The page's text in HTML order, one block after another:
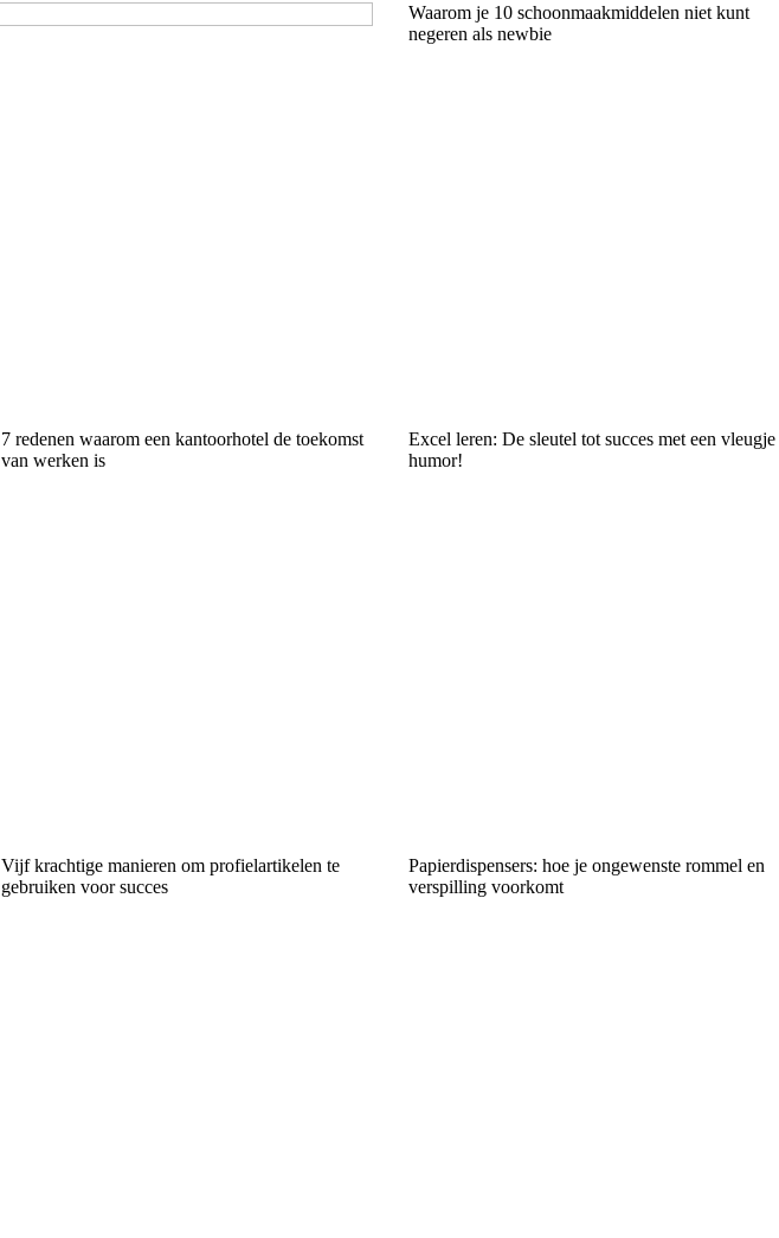
Waarom je 10 schoonmaakmiddelen niet kunt
negeren als newbie
7 redenen waarom een kantoorhotel de toekomst
van werken is
Excel leren: De sleutel tot succes met een vleugje
humor!
Vijf krachtige manieren om profielartikelen te
gebruiken voor succes
Papierdispensers: hoe je ongewenste rommel en
verspilling voorkomt